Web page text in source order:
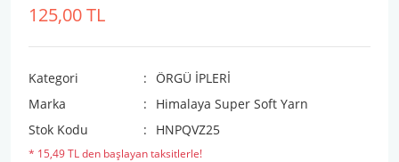
125,00 TL
Kategori
ÖRGÜ İPLERİ
Marka
Himalaya Super Soft Yarn
Stok Kodu
HNPQVZ25
* 15,49 TL den başlayan taksitlerle!